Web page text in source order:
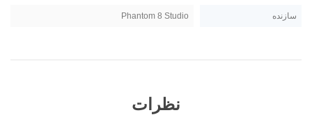
سازنده Phantom 8 Studio
نظرات